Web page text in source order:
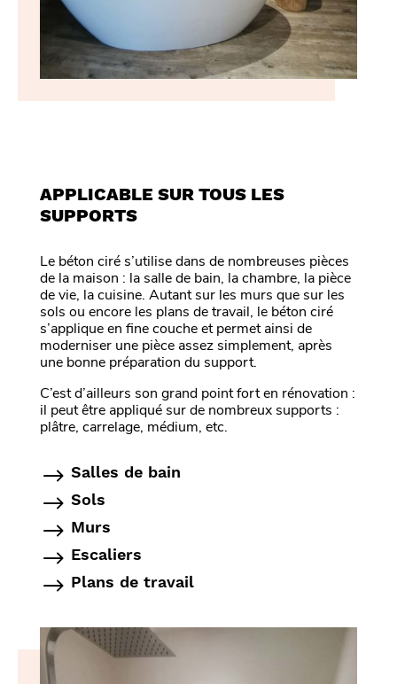
APPLICABLE SUR TOUS LES
SUPPORTS
Le béton ciré s’utilise dans de nombreuses pièces
de la maison : la salle de bain, la chambre, la pièce
de vie, la cuisine. Autant sur les murs que sur les
sols ou encore les plans de travail, le béton ciré
s’applique en fine couche et permet ainsi de
moderniser une pièce assez simplement, après
une bonne préparation du support.
C’est d’ailleurs son grand point fort en rénovation :
il peut être appliqué sur de nombreux supports :
plâtre, carrelage, médium, etc.
Salles de bain
Sols
Murs
Escaliers
Plans de travail